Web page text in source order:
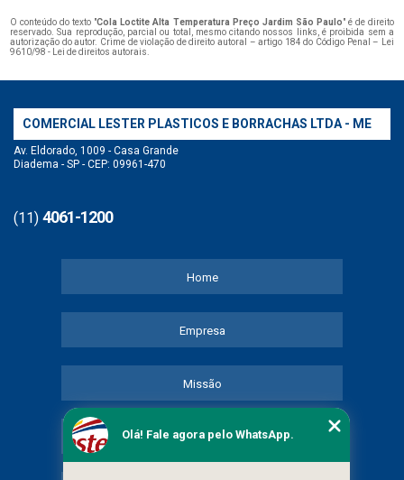
O conteúdo do texto "Cola Loctite Alta Temperatura Preço Jardim São Paulo" é de direito
reservado. Sua reprodução, parcial ou total, mesmo citando nossos links, é proibida sem a
autorização do autor. Crime de violação de direito autoral – artigo 184 do Código Penal – Lei
9610/98 - Lei de direitos autorais.
COMERCIAL LESTER PLASTICOS E BORRACHAS LTDA - ME
Av. Eldorado, 1009 - Casa Grande
Diadema - SP - CEP: 09961-470
(11) 4061-1200
Home
Empresa
Missão
Serviços
Olá! Fale agora pelo WhatsApp.